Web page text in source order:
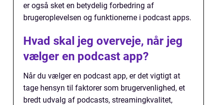
er også sket en betydelig forbedring af
brugeroplevelsen og funktionerne i podcast apps.
Hvad skal jeg overveje, når jeg
vælger en podcast app?
Når du vælger en podcast app, er det vigtigt at
tage hensyn til faktorer som brugervenlighed, et
bredt udvalg af podcasts, streamingkvalitet,